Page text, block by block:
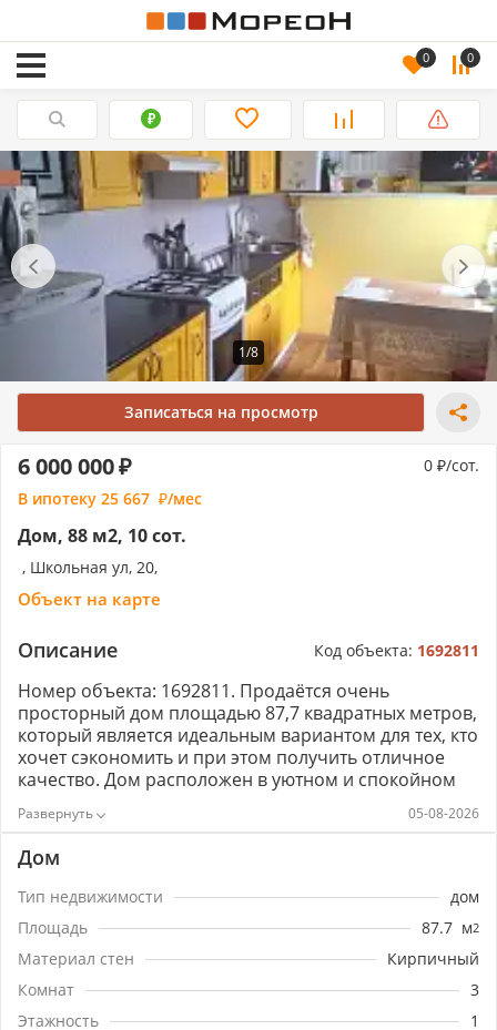
0 0
1/8
Записаться на просмотр
Дом, 88 м2, 10 сот.
, Школьная ул, 20,
Объект на карте
6 000 000 0
/сот.
В ипотеку 25 667 /мес
Описание Код объекта: 1692811
Номер объекта: 1692811. Продаётся очень
просторный дом площадью 87,7 квадратных метров,
который является идеальным вариантом для тех, кто
хочет сэкономить и при этом получить отличное
качество. Дом расположен в уютном и спокойном
для семей с детьми. На участке расположен гараж и
хоз.постройки. В шаговой доступности магазины и
кафе. В данный момент в доме выполнен
стандартный ремонт, но есть возможность внести
изменения и дополнения по вашему вкусу.
Отличное сочетание цены и качества делает этот
дом привлекательным для всех, кто стремится
приобрести недвижимость по выгодной цене. Не
упустите уникальную возможность стать счастливым
обладателем просторного и уютного дома, который
05-08-2026
Дом
Тип недвижимости
дом
Площадь
87.7 м2
Материал стен
Кирпичный
Комнат
3
Этажность
1